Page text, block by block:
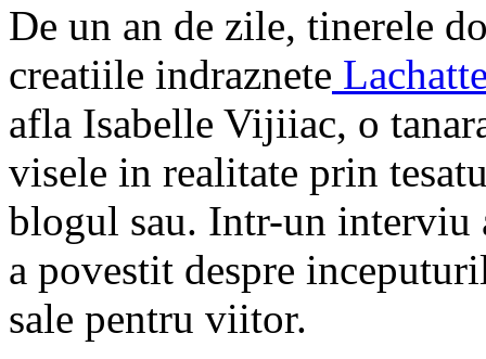
De un an de zile, tinerele
creatiile indraznete
afla Isabelle Vijiiac, o
visele in realitate prin
blogul sau. Intr-un interviu
a povestit despre
sale pentru viitor.